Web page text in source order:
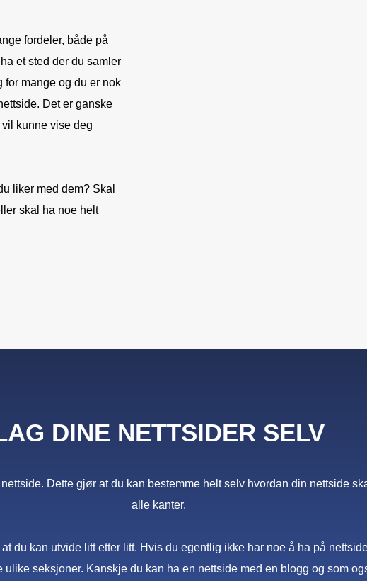
fordeler, både på
et sted der du samler
mange og du er nok
Det er ganske
kunne vise deg
liker med dem? Skal
skal ha noe helt
DINE NETTSIDER SELV
Dette gjør at du kan bestemme helt selv hvordan din nettside
alle kanter.
du kan utvide litt etter litt. Hvis du egentlig ikke har noe å ha på
seksjoner. Kanskje du kan ha en nettside med en blogg og som